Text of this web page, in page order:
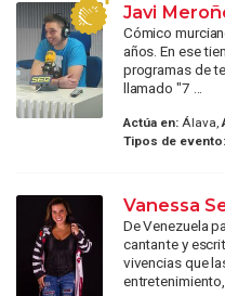
Javi
Cómico
años. En ese
programas de
llamado "7 ...
Actúa en:Álava,
Tipos de evento:
Vanessa
De Venezuela
cantante y
vivencias que
entretenimiento,